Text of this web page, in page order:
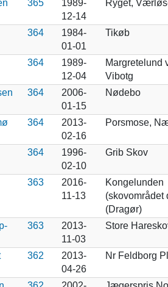
365
1989-
12-14
Ryget,
364
1984-
01-01
Tikøb
364
1989-
12-04
Margretelund
Vibotg
364
2006-
01-15
Nødebo
364
2013-
02-16
Porsmose,
364
1996-
02-10
Grib Skov
363
2016-
11-13
Kongelunden
(skovområdet
(Dragør)
363
2013-
11-03
Store
362
2013-
04-26
Nr Feldborg